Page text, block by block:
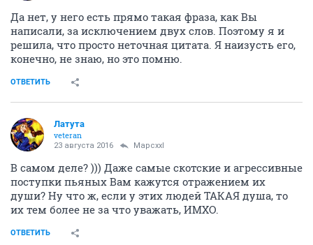
Да нет, у него есть прямо такая фраза, как Вы
написали, за исключением двух слов. Поэтому я и
решила, что просто неточная цитата. Я наизусть его,
конечно, не знаю, но это помню.
ОТВЕТИТЬ
Латута
veteran
23 августа 2016 Mapcxxl
В самом деле? ))) Даже самые скотские и агрессивные
поступки пьяных Вам кажутся отражением их
души? Ну что ж, если у этих людей ТАКАЯ душа, то
их тем более не за что уважать, ИМХО.
ОТВЕТИТЬ